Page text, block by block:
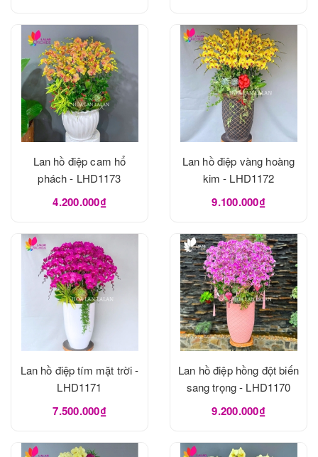
Lan hồ điệp cam hổ
phách - LHD1173
4.200.000₫
Lan hồ điệp vàng hoàng
kim - LHD1172
9.100.000₫
Lan hồ điệp tím mặt trời -
LHD1171
7.500.000₫
Lan hồ điệp hồng đột biến
sang trọng - LHD1170
9.200.000₫